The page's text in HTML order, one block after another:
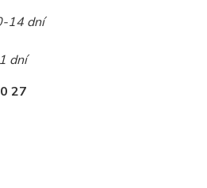
14 dní
dní
27